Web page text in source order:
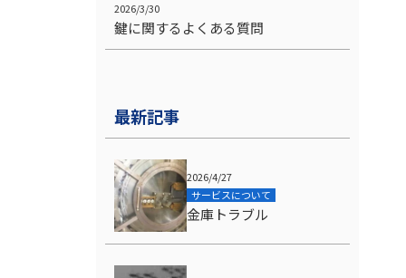
2026/3/30
鍵に関するよくある質問
最新記事
2026/4/27
サービスについて
金庫トラブル